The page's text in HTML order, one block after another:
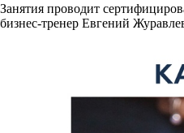
Занятия проводит
бизнес-тренер Евгений